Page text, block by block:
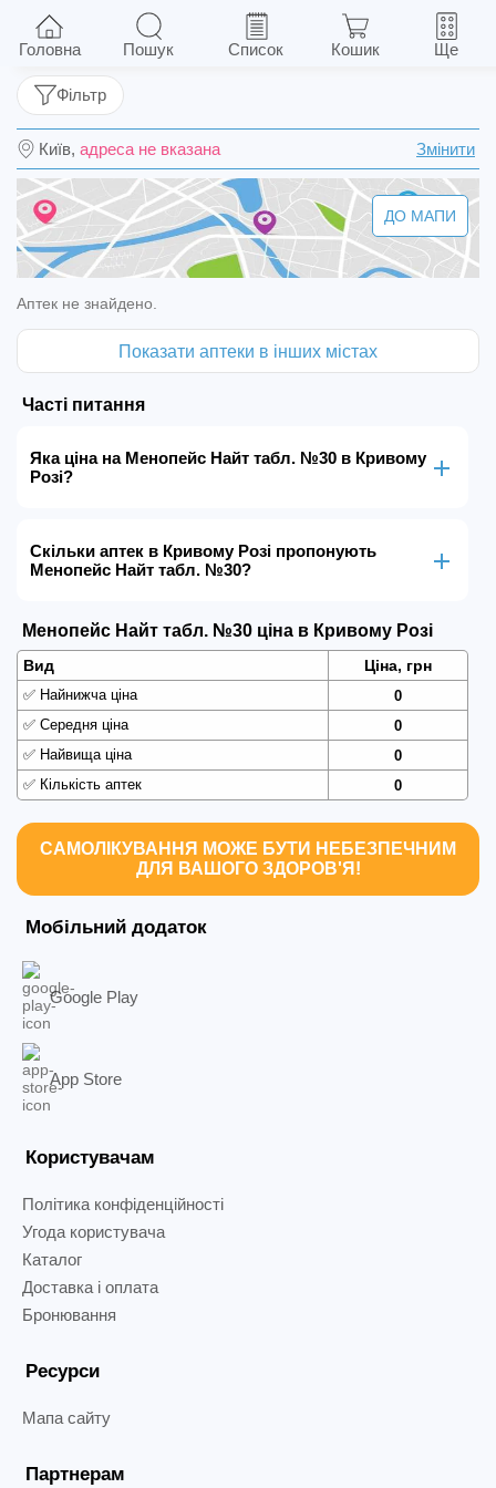
Менопейс Найт табл. №30
Київ, адреса не вказана Змінити
Фільтр
ДО МАПИ
Аптек не знайдено.
Показати аптеки в інших містах
Часті питання
Яка ціна на Менопейс Найт табл. №30 в Кривому
Розі?
Скільки аптек в Кривому Розі пропонують
Менопейс Найт табл. №30?
Менопейс Найт табл. №30 ціна в Кривому Розі
Вид Ціна, грн
✅ Найнижча ціна
0
✅ Середня ціна
0
✅ Найвища ціна
0
✅ Кількість аптек 0
САМОЛІКУВАННЯ МОЖЕ БУТИ НЕБЕЗПЕЧНИМ
ДЛЯ ВАШОГО ЗДОРОВ'Я!
Мобільний додаток
Google Play
App Store
Користувачам
Політика конфіденційності
Угода користувача
Каталог
Доставка і оплата
Бронювання
Ресурси
Мапа сайту
Партнерам
Головна Пошук Список Кошик Ще